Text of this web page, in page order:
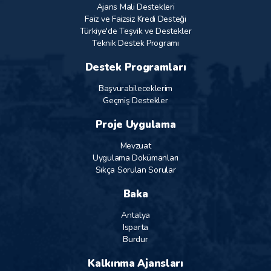
Ajans Mali Destekleri
Faiz ve Faizsiz Kredi Desteği
Türkiye'de Teşvik ve Destekler
Teknik Destek Programı
Destek Programları
Başvurabileceklerim
Geçmiş Destekler
Proje Uygulama
Mevzuat
Uygulama Dokümanları
Sıkça Sorulan Sorular
Baka
Antalya
Isparta
Burdur
Kalkınma Ajansları